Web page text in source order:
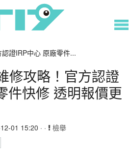
證IRP中心 原廠零件...
修攻略！官方認證
件快修 透明報價更
01 15:20 · · 檢舉